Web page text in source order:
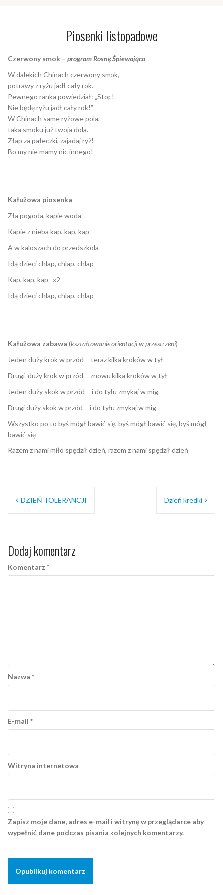
Piosenki listopadowe
Czerwony smok – program Rosnę Śpiewająco
W dalekich Chinach czerwony smok,
potrawy z ryżu jadł cały rok.
Pewnego ranka powiedział: „Stop!
Nie będę ryżu jadł cały rok!”
W Chinach same ryżowe pola,
taka smoku już twoja dola.
Złap za pałeczki, zajadaj ryż!
Bo my nie mamy nic innego!
Kałużowa piosenka
Zła pogoda, kapie woda
Kapie z nieba kap, kap, kap
A w kaloszach do przedszkola
Idą dzieci chlap, chlap, chlap
Kap, kap, kap x2
Idą dzieci chlap, chlap, chlap
Kałużowa zabawa (kształtowanie orientacji w przestrzeni)
Jeden duży krok w przód – teraz kilka kroków w tył
Drugi duży krok w przód – znowu kilka kroków w tył
Jeden duży skok w przód – i do tyłu zmykaj w mig
Drugi duży skok w przód – i do tyłu zmykaj w mig
Wszystko po to byś mógł bawić się, byś mógł bawić się, byś mógł
bawić się
Razem z nami miło spędził dzień, razem z nami spędził dzień
Nawigacja
DZIEŃ TOLERANCJI Dzień kredki
Dodaj komentarz
Komentarz *
Nazwa *
E-mail *
Witryna internetowa
Zapisz moje dane, adres e-mail i witrynę w przeglądarce aby
wypełnić dane podczas pisania kolejnych komentarzy.